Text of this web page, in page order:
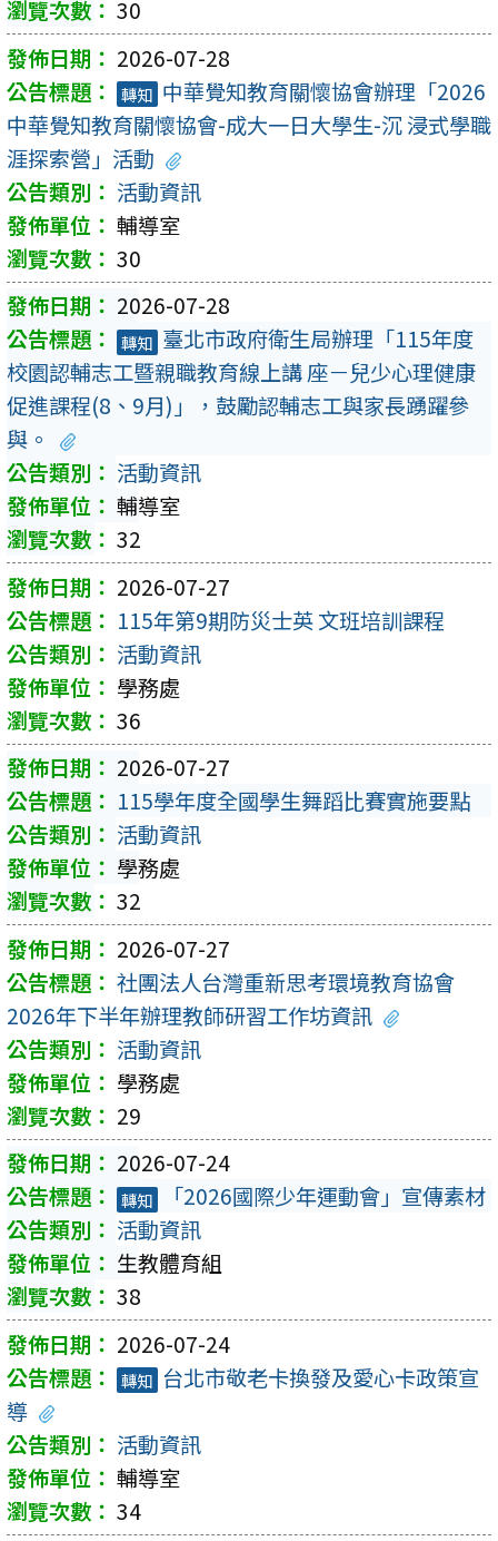
30
2026-07-28
轉知 中華覺知教育關懷協會辦理「2026
中華覺知教育關懷協會-成大一日大學生-沉 浸式學職
涯探索營」活動
活動資訊
輔導室
30
2026-07-28
轉知 臺北市政府衛生局辦理「115年度
校園認輔志工暨親職教育線上講 座－兒少心理健康
促進課程(8、9月)」，鼓勵認輔志工與家長踴躍參
與。
活動資訊
輔導室
32
2026-07-27
115年第9期防災士英 文班培訓課程
活動資訊
學務處
36
2026-07-27
115學年度全國學生舞蹈比賽實施要點
活動資訊
學務處
32
2026-07-27
社團法人台灣重新思考環境教育協會
2026年下半年辦理教師研習工作坊資訊
活動資訊
學務處
29
2026-07-24
轉知
「2026國際少年運動會」宣傳素材
活動資訊
生教體育組
38
2026-07-24
轉知 台北市敬老卡換發及愛心卡政策宣
導
活動資訊
輔導室
34